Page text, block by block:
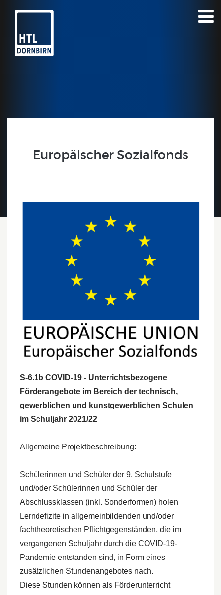
Europäischer Sozialfonds
S-6.1b COVID-19 - Unterrichtsbezogene
Förderangebote im Bereich der technisch,
gewerblichen und kunstgewerblichen Schulen
im Schuljahr 2021/22
Allgemeine Projektbeschreibung:
Schülerinnen und Schüler der 9. Schulstufe
und/oder Schülerinnen und Schüler der
Abschlussklassen (inkl. Sonderformen) holen
Lerndefizite in allgemeinbildenden und/oder
fachtheoretischen Pflichtgegenständen, die im
vergangenen Schuljahr durch die COVID-19-
Pandemie entstanden sind, in Form eines
zusätzlichen Stundenangebotes nach.
Diese Stunden können als Förderunterricht